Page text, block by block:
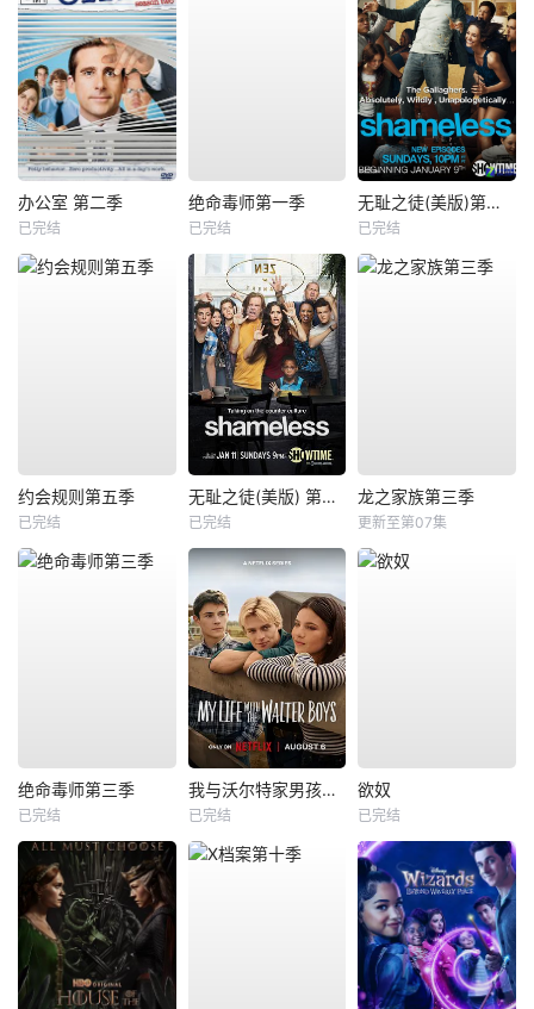
办公室 第二季
已完结
绝命毒师第一季
已完结
无耻之徒(美版)第一季
已完结
约会规则第五季
已完结
无耻之徒(美版) 第五季
已完结
龙之家族第三季
更新至第07集
绝命毒师第三季
已完结
我与沃尔特家男孩的生活第三季
已完结
欲奴
已完结